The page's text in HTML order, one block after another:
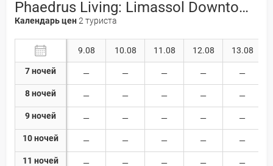
Phaedrus Living: Limassol Downtown Habitat -
Календарь цен2 туриста
7 ночей
8 ночей
9 ночей
10 ночей
11 ночей
9.08 10.08 11.08 12.08 13.08